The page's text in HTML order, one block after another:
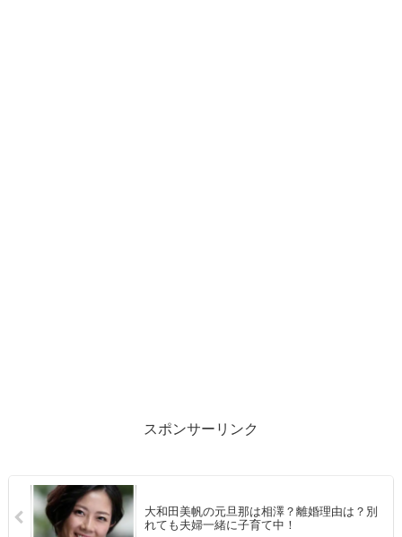
スポンサーリンク
大和田美帆の元旦那は相澤？離婚理由は？別
れても夫婦一緒に子育て中！